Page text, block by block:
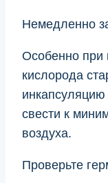
Немедленно
Особенно при
кислорода
свести к
воздуха.
Проверьте